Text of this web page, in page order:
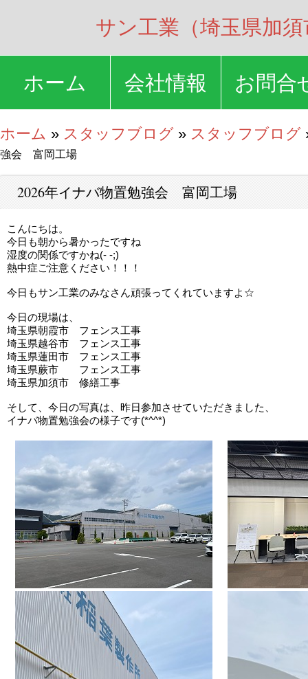
サン工業（埼玉県加須
ホーム 会社情報 お問合
ホーム » スタッフブログ » スタッフブログ
強会 富岡工場
2026年イナバ物置勉強会 富岡工場
こんにちは。
今日も朝から暑かったですね
湿度の関係ですかね(- -;)
熱中症ご注意ください！！！
今日もサン工業のみなさん頑張ってくれていますよ☆
今日の現場は、
埼玉県朝霞市 フェンス工事
埼玉県越谷市 フェンス工事
埼玉県蓮田市 フェンス工事
埼玉県蕨市 フェンス工事
埼玉県加須市 修繕工事
そして、今日の写真は、昨日参加させていただきました、
イナバ物置勉強会の様子です(*^^*)